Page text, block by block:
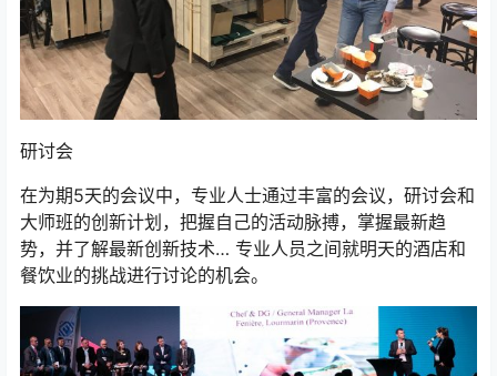
研讨会
在为期5天的会议中，专业人士通过丰富的会议，研讨会和
大师班的创新计划，把握自己的活动脉搏，掌握最新趋
势，并了解最新创新技术… 专业人员之间就明天的酒店和
餐饮业的挑战进行讨论的机会。